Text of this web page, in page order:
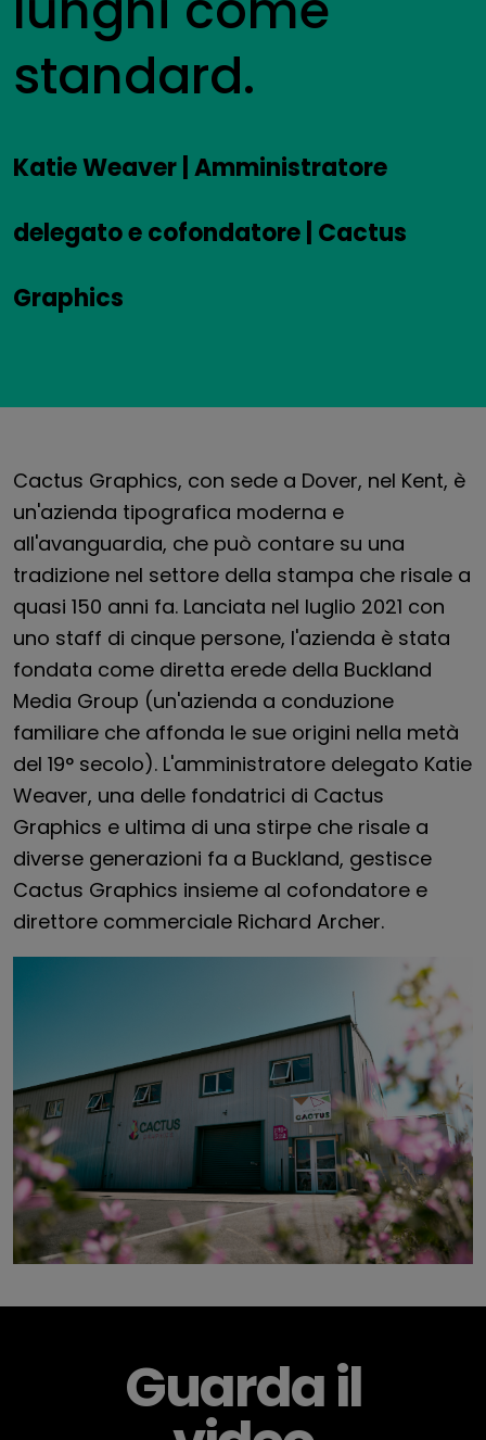
standard.
Katie Weaver | Amministratore
delegato e cofondatore | Cactus
Graphics
Cactus Graphics, con sede a Dover, nel Kent, è
un'azienda tipografica moderna e
all'avanguardia, che può contare su una
tradizione nel settore della stampa che risale a
quasi 150 anni fa. Lanciata nel luglio 2021 con
uno staff di cinque persone, l'azienda è stata
fondata come diretta erede della Buckland
Media Group (un'azienda a conduzione
familiare che affonda le sue origini nella metà
del 19° secolo). L'amministratore delegato Katie
Weaver, una delle fondatrici di Cactus
Graphics e ultima di una stirpe che risale a
diverse generazioni fa a Buckland, gestisce
Cactus Graphics insieme al cofondatore e
direttore commerciale Richard Archer.
Guarda il